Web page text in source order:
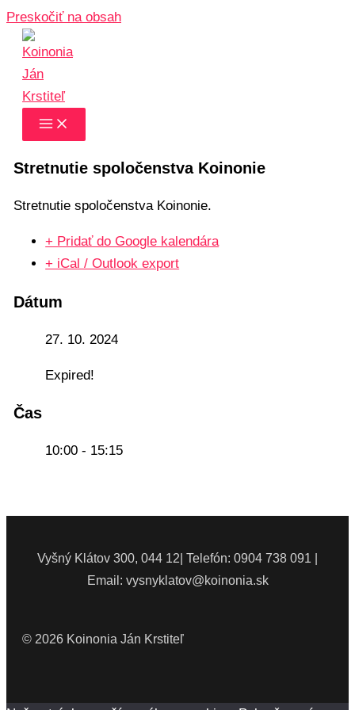
Preskočiť na obsah
Stretnutie spoločenstva Koinonie
Stretnutie spoločenstva Koinonie.
+ Pridať do Google kalendára
+ iCal / Outlook export
Dátum
27. 10. 2024
Expired!
Čas
10:00 - 15:15
Vyšný Klátov 300, 044 12| Telefón: 0904 738 091 |
Email: vysnyklatov@koinonia.sk
© 2026 Koinonia Ján Krstiteľ